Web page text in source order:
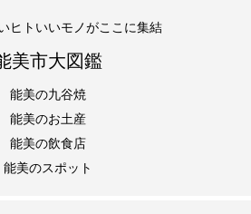
ヒトいいモノがここに集結
美市大図鑑
能美の九谷焼
能美のお土産
能美の飲食店
能美のスポット